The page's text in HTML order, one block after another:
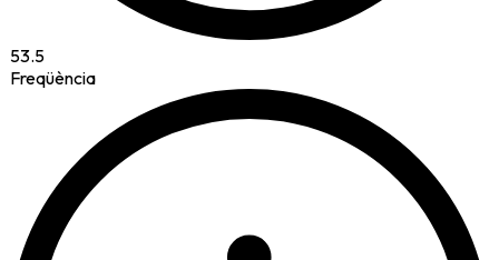
53.5
Freqüència